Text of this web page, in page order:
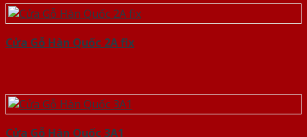
Cửa Gỗ Hàn Quốc 2A fix
Cửa Gỗ Hàn Quốc 3A1